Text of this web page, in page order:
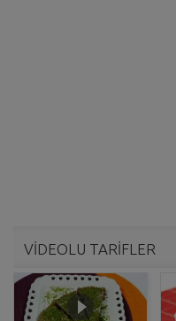
VİDEOLU TARİFLER